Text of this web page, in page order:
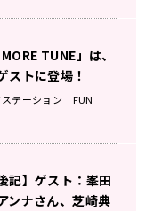
TUNE」は、
ストに登場！
ステーション FUN
記】ゲスト：峯田
ンナさん、芝崎典